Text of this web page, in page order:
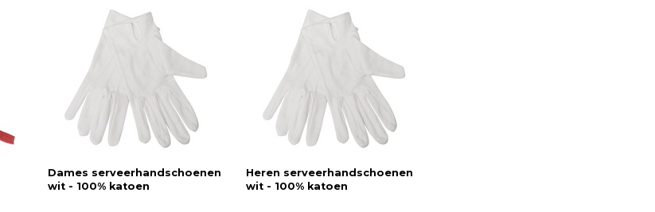
Dames serveerhandschoenen
wit - 100% katoen
Heren serveerhandschoenen
wit - 100% katoen